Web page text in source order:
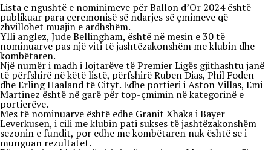
Lista e ngushtë e nominimeve për Ballon d’Or 2024 është
publikuar para ceremonisë së ndarjes së çmimeve që
zhvillohet muajin e ardhshëm.
Ylli anglez, Jude Bellingham, është në mesin e 30 të
nominuarve pas një viti të jashtëzakonshëm me klubin dhe
kombëtaren.
Një numër i madh i lojtarëve të Premier Ligës gjithashtu janë
të përfshirë në këtë listë, përfshirë Ruben Dias, Phil Foden
dhe Erling Haaland të Cityt. Edhe portieri i Aston Villas, Emi
Martinez është në garë për top-çmimin në kategorinë e
portierëve.
Mes të nominuarve është edhe Granit Xhaka i Bayer
Leverkusen, i cili me klubin pati sukses të jashtëzakonshëm
sezonin e fundit, por edhe me kombëtaren nuk është se i
munguan rezultatet.